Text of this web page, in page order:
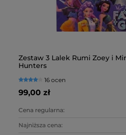
Zestaw 3 Lalek Rumi Zoey i
Hunters
16 ocen
99,00 zł
Cena regularna:
Najniższa cena: